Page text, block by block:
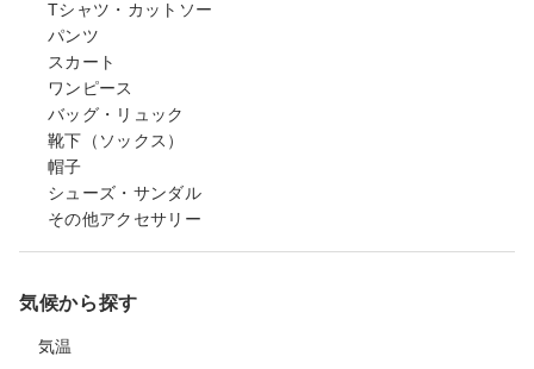
Tシャツ・カットソー
パンツ
スカート
ワンピース
バッグ・リュック
靴下（ソックス）
帽子
シューズ・サンダル
その他アクセサリー
気候から探す
気温